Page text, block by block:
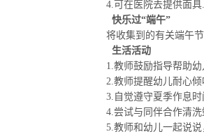
4.可在医院去提供面
快乐过“端午”
将收集到的有关端午
生活活动
1.教师鼓励指导帮助
2.教师提醒幼儿耐心
3.自觉遵守夏季作息
4.尝试与同伴合作清
5.教师和幼儿一起说